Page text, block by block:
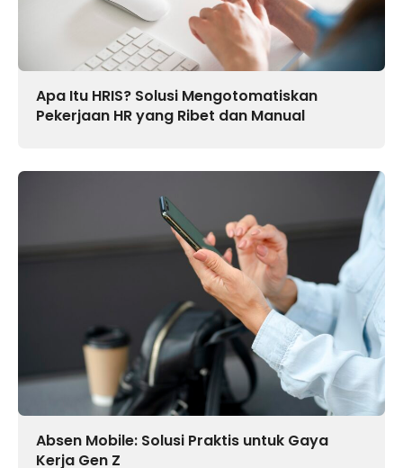
Apa Itu HRIS? Solusi Mengotomatiskan
Pekerjaan HR yang Ribet dan Manual
Absen Mobile: Solusi Praktis untuk Gaya
Kerja Gen Z